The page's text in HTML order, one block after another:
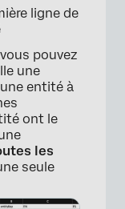
ligne de
pouvez
une
entité à
ont le
les
seule